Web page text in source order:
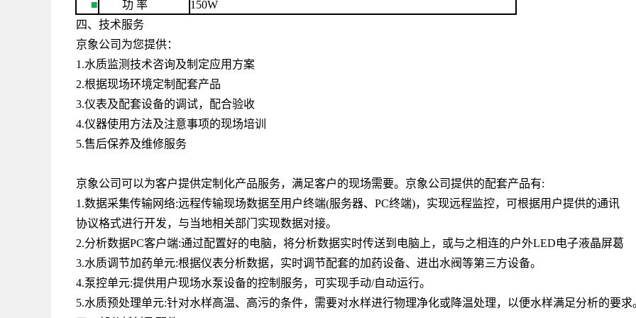
■ 功 率
150W
四、技术服务
京象公司为您提供：
1.水质监测技术咨询及制定应用方案
2.根据现场环境定制配套产品
3.仪表及配套设备的调试，配合验收
4.仪器使用方法及注意事项的现场培训
5.售后保养及维修服务
京象公司可以为客户提供定制化产品服务，满足客户的现场需要。京象公司提供的配套产品有:
1.数据采集传输网络:远程传输现场数据至用户终端(服务器、 PC终端)，实现远程监控，可根据用户提供的通讯
协议格式进行开发，与当地相关部门实现数据对接。
2.分析数据PC客户端:通过配置好的电脑，将分析数据实时传送到电脑上，或与之相连的户外LED电子液晶屏葛
3.水质调节加药单元:根据仪表分析数据，实时调节配套的加药设备、进出水阀等第三方设备。
4.泵控单元:提供用户现场水泵设备的控制服务，可实现手动/自动运行。
5.水质预处理单元:针对水样高温、高污的条件，需要对水样进行物理净化或降温处理，以便水样满足分析的要求